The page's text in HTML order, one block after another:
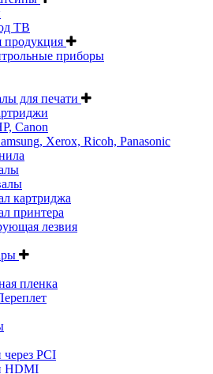
ТВ
продукция
приборы
для печати
Canon
Xerox, Ricoh, Panasonic
картриджа
принтера
лезвия
пленка
PCI
HDMI